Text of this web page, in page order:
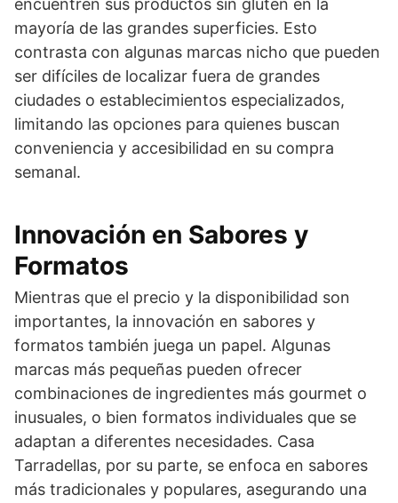
encuentren sus productos sin gluten en la
mayoría de las grandes superficies. Esto
contrasta con algunas marcas nicho que pueden
ser difíciles de localizar fuera de grandes
ciudades o establecimientos especializados,
limitando las opciones para quienes buscan
conveniencia y accesibilidad en su compra
semanal.
Innovación en Sabores y
Formatos
Mientras que el precio y la disponibilidad son
importantes, la innovación en sabores y
formatos también juega un papel. Algunas
marcas más pequeñas pueden ofrecer
combinaciones de ingredientes más gourmet o
inusuales, o bien formatos individuales que se
adaptan a diferentes necesidades. Casa
Tarradellas, por su parte, se enfoca en sabores
más tradicionales y populares, asegurando una